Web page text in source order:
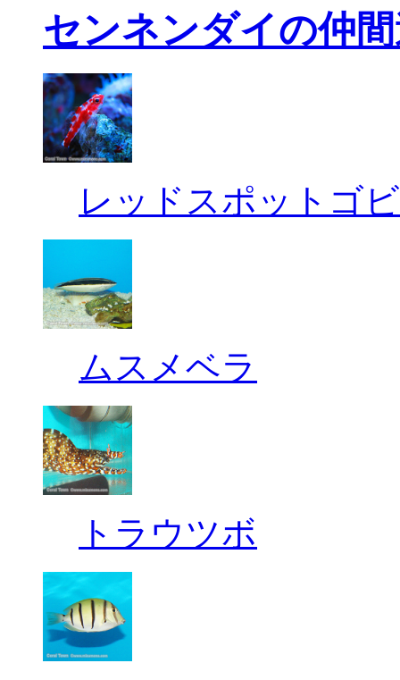
センネンダイの仲
レッドスポットゴ
ムスメベラ
トラウツボ